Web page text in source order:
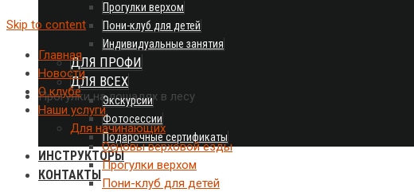
Прогулки на лошадях в лесу
Прогулки верхом
Пони-клуб для детей
Индивидуальные занятия
ДЛЯ ПРОФИ
ДЛЯ ВСЕХ
Экскурсии
Фотосессии
Подарочные сертификаты
ИНСТРУКТОРЫ
КОНТАКТЫ
Skip to content
Главная
Новости
О клубе
Наши услуги
Для начинающих
Основы верховой езды
Прогулки верхом
Пони-клуб для детей